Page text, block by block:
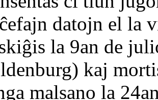
datojn el la
la 9an de
kaj
malsano la